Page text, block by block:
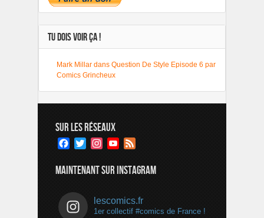
TU DOIS VOIR ÇA !
Mark Millar dans Question De Style Episode 6 par
Comics Grincheux
SUR LES RÉSEAUX
Facebook
TwitterInstagramYouTube
MAINTENANT SUR INSTAGRAM
lescomics.fr
1er collectif #comics de France !